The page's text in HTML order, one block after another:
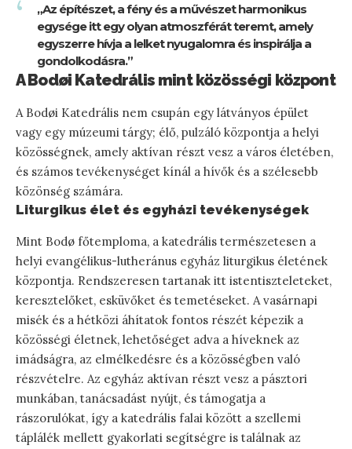
„Az építészet, a fény és a művészet harmonikus
egysége itt egy olyan atmoszférát teremt, amely
egyszerre hívja a lelket nyugalomra és inspirálja a
gondolkodásra.”
A Bodøi Katedrális mint közösségi központ
A Bodøi Katedrális nem csupán egy látványos épület
vagy egy múzeumi tárgy; élő, pulzáló központja a helyi
közösségnek, amely aktívan részt vesz a város életében,
és számos tevékenységet kínál a hívők és a szélesebb
közönség számára.
Liturgikus élet és egyházi tevékenységek
Mint Bodø főtemploma, a katedrális természetesen a
helyi evangélikus-lutheránus egyház liturgikus életének
központja. Rendszeresen tartanak itt istentiszteleteket,
keresztelőket, esküvőket és temetéseket. A vasárnapi
misék és a hétközi áhítatok fontos részét képezik a
közösségi életnek, lehetőséget adva a híveknek az
imádságra, az elmélkedésre és a közösségben való
részvételre. Az egyház aktívan részt vesz a pásztori
munkában, tanácsadást nyújt, és támogatja a
rászorulókat, így a katedrális falai között a szellemi
táplálék mellett gyakorlati segítségre is találnak az